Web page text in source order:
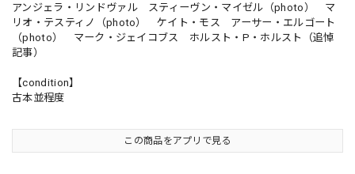
アンジェラ・リンドヴァル スティーヴン・マイゼル（photo） マ
リオ・テスティノ（photo） ケイト・モス アーサー・エルゴート
（photo） マーク・ジェイコブス ホルスト・P・ホルスト（追悼
記事）
【condition】
古本並程度
この商品をアプリで見る